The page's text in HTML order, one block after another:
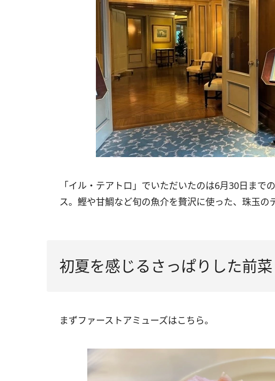
「イル・テアトロ」でいただいたのは6月30日まで
ス。鰹や甘鯛など旬の魚介を贅沢に使った、珠玉の
初夏を感じるさっぱりした前菜
まずファーストアミューズはこちら。